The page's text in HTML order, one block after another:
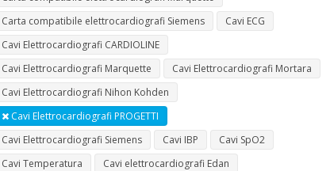
Carta compatibile elettrocardiografi Siemens
Cavi ECG
Cavi Elettrocardiografi CARDIOLINE
Cavi Elettrocardiografi Marquette
Cavi Elettrocardiografi Mortara
Cavi Elettrocardiografi Nihon Kohden
Cavi Elettrocardiografi PROGETTI
Cavi Elettrocardiografi Siemens
Cavi IBP
Cavi SpO2
Cavi Temperatura
Cavi elettrocardiografi Edan